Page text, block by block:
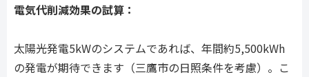
電気代削減効果の試算：
太陽光発電5kWのシステムであれば、年間約5,500kWh
の発電が期待できます（三鷹市の日照条件を考慮）。こ